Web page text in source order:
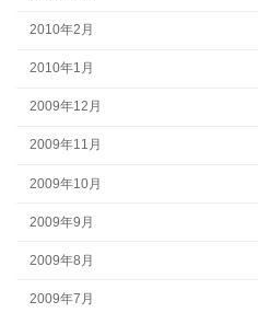
2010年2月
2010年1月
2009年12月
2009年11月
2009年10月
2009年9月
2009年8月
2009年7月